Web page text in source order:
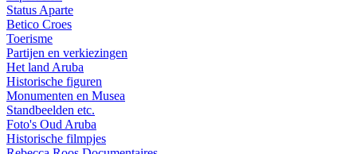
Status Aparte
Betico Croes
Toerisme
Partijen en verkiezingen
Het land Aruba
Historische figuren
Monumenten en Musea
Standbeelden etc.
Foto's Oud Aruba
Historische filmpjes